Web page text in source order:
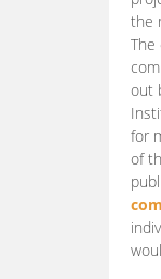
the
The
out
for
of